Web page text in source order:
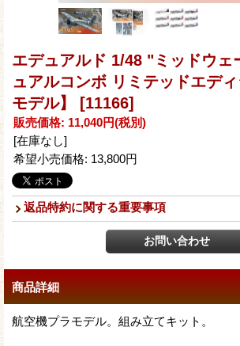
エデュアルド 1/48 "ミッドウェ
ュアルコンボ リミテッドエデ
モデル】 [11166]
販売価格: 11,040円(税別)
[在庫なし]
希望小売価格: 13,800円
返品特約に関する重要事項
商品詳細
航空機プラモデル。組み立てキット。